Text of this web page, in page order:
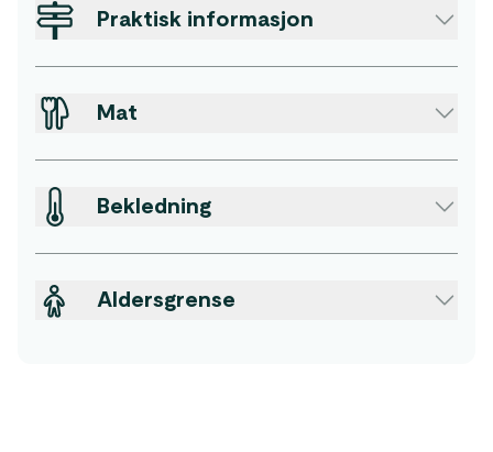
Praktisk informasjon
Mat
Bekledning
Aldersgrense